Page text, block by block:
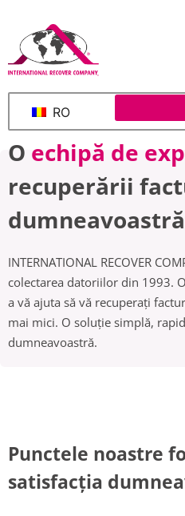
RO
O echipă de
recuperării
dumneavoastră
INTERNATIONAL RECOVER
colectarea datoriilor din 1993.
a vă ajuta să vă recuperați
mai mici. O soluție simplă,
dumneavoastră.
Punctele noastre
satisfacția